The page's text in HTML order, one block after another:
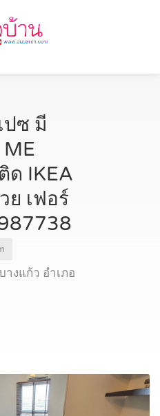
ปซ มี
ด IKEA
ย เฟอร์
งแก้ว อำเภอ